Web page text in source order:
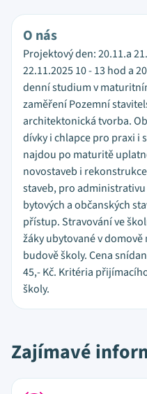
O nás
Projektový den: 20.11.a
22.11.2025 10 - 13 hod a
denní studium v
zaměření Pozemní
architektonická tvorba.
dívky i chlapce pro praxi i
najdou po maturitě
novostaveb i
staveb, pro
bytových a občanských
přístup. Stravování ve
žáky ubytované v
budově školy. Cena
45,- Kč. Kritéria
školy.
Zajímavé